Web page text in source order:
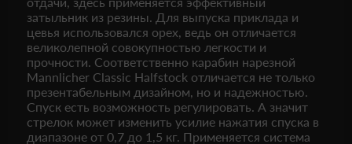
затыльник из резины. Для выпуска приклада и
цевья использовался орех, ведь он отличается
великолепной совокупностью легкости и
прочности. Соответственно карабин нарезной
Mannlicher Classic Halfstock отличается не только
презентабельным дизайном, но и надежностью.
Спуск есть возможность регулировать. А значит
стрелок может изменить усилие нажатия спуска в
диапазоне от 0,7 до 1,5 кг. Применяется система